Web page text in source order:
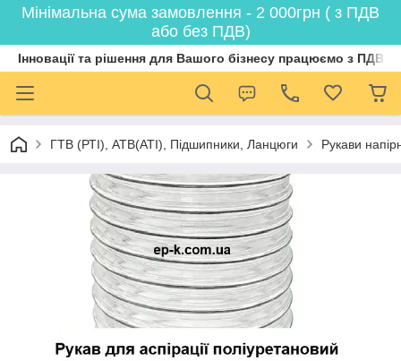
Мінімальна сума замовлення - 2 000грн ( з ПДВ
або без ПДВ)
Інновації та рішення для Вашого бізнесу працюємо з ПДВ
ГТВ (РТI), АТВ(АТI), Пiдшипники, Ланцюги Рукави